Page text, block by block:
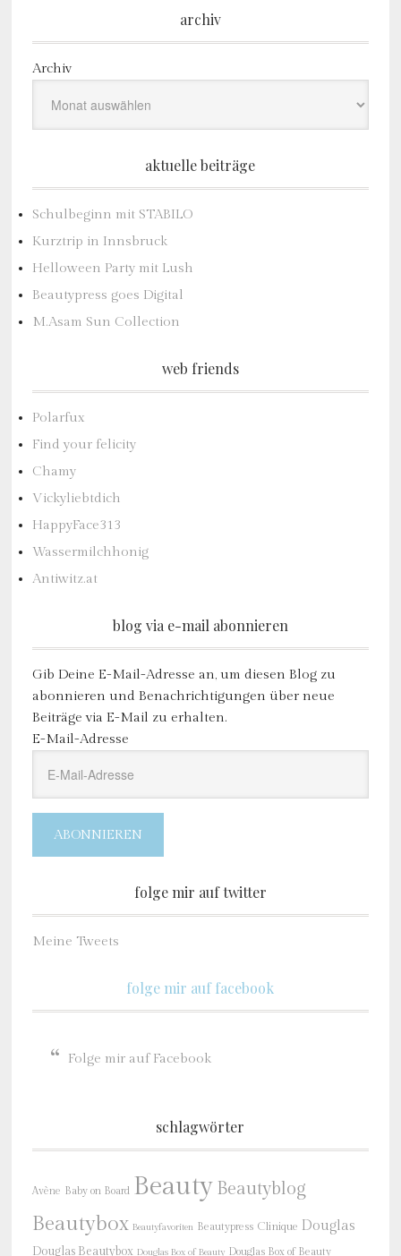
archiv
Archiv
aktuelle beiträge
Schulbeginn mit STABILO
Kurztrip in Innsbruck
Helloween Party mit Lush
Beautypress goes Digital
M.Asam Sun Collection
web friends
Polarfux
Find your felicity
Chamy
Vickyliebtdich
HappyFace313
Wassermilchhonig
Antiwitz.at
blog via e-mail abonnieren
Gib Deine E-Mail-Adresse an, um diesen Blog zu
abonnieren und Benachrichtigungen über neue
Beiträge via E-Mail zu erhalten.
E-Mail-Adresse
ABONNIEREN
folge mir auf twitter
Meine Tweets
folge mir auf facebook
Folge mir auf Facebook
schlagwörter
Avène Baby on Board Beauty Beautyblog
Beautybox Beautyfavoriten Beautypress Clinique Douglas
Douglas Beautybox Douglas Box of Beauty Douglas Box of Beauty